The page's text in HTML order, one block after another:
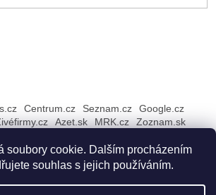
soubory cookie. Dalším procházením
souhlas s jejich používáním.
Centrum.cz Seznam.cz
Google.cz
Azet.sk MRK.cz Zoznam.sk